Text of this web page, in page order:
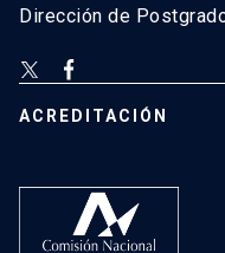
Dirección de
ACREDITACIÓN